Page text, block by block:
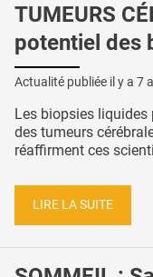
TUMEURS
potentiel des
Actualité publiée il y a 7
Les biopsies
des tumeurs
réaffirment ces
LIRE LA SUITE